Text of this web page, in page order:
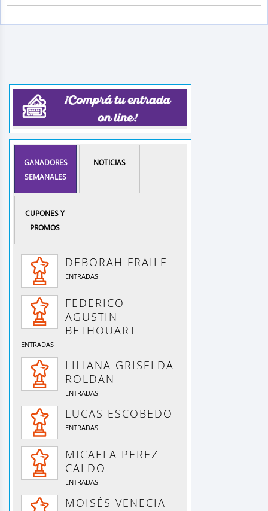
GANADORES
SEMANALES
NOTICIAS
CUPONES Y
PROMOS
DEBORAH FRAILE
ENTRADAS
FEDERICO
AGUSTIN
BETHOUART
ENTRADAS
LILIANA GRISELDA
ROLDAN
ENTRADAS
LUCAS ESCOBEDO
ENTRADAS
MICAELA PEREZ
CALDO
ENTRADAS
MOISÉS VENECIA